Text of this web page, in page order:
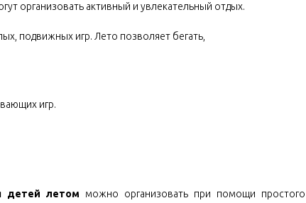
организовать активный и увлекательный отдых.
подвижных игр. Лето позволяет бегать,
игр.
детей летом можно организовать при помощи простого